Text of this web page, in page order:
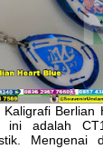
Kaligrafi Berlian
ini adalah
Mengenai